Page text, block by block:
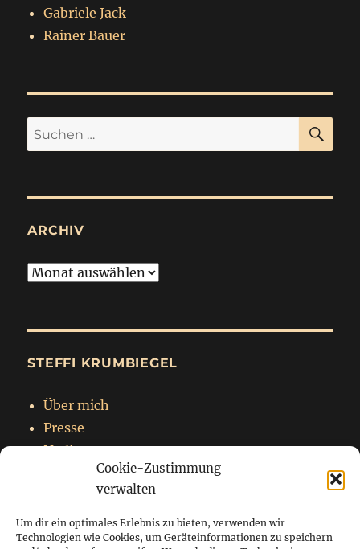
Cookie-Zustimmung
verwalten
Um dir ein optimales Erlebnis zu bieten, verwenden wir
Technologien wie Cookies, um Geräteinformationen zu speichern
Gabriele Jack
Rainer Bauer
Suchen
nach:
ARCHIV
Archiv
STEFFI KRUMBIEGEL
Über mich
Presse
Nadja
Impressum
Datenschutzerklärung